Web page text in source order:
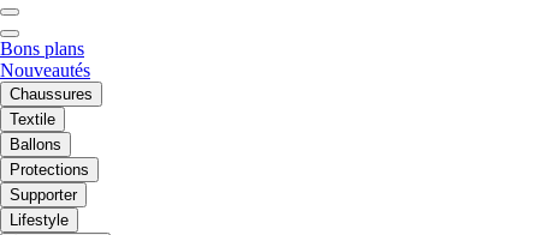
Bons plans
Nouveautés
Chaussures
Textile
Ballons
Protections
Supporter
Lifestyle